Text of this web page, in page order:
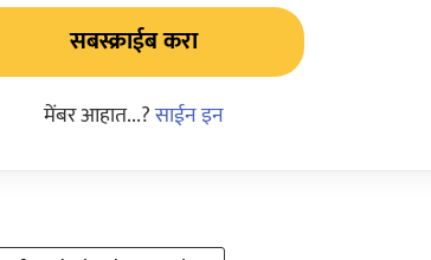
सबस्क्राईब करा
मेंबर आहात...?साईन इन